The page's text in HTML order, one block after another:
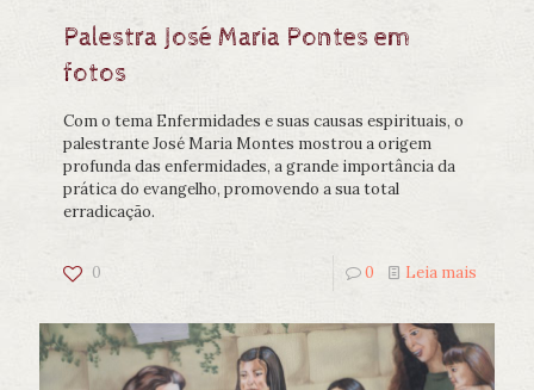
Palestra José Maria Pontes em
fotos
Com o tema Enfermidades e suas causas espirituais, o
palestrante José Maria Montes mostrou a origem
profunda das enfermidades, a grande importância da
prática do evangelho, promovendo a sua total
erradicação.
0 0 Leia mais